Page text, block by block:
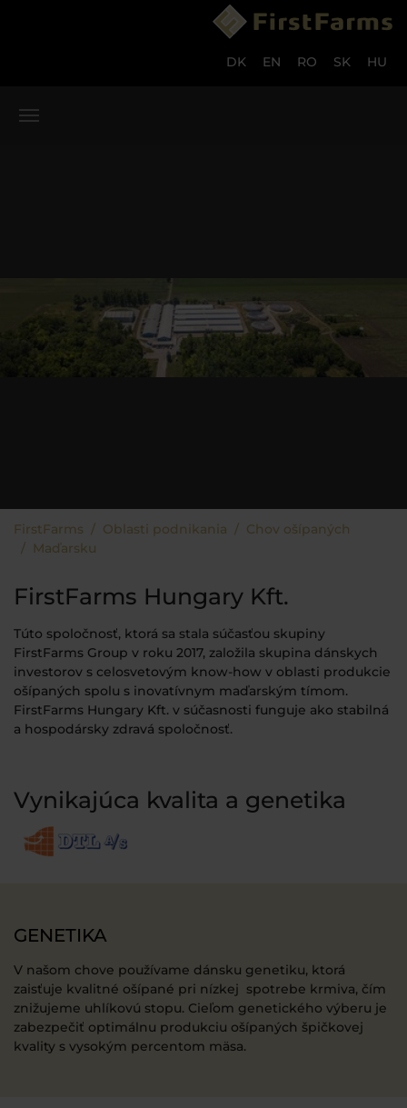
DK EN RO SK HU
FirstFarms Oblasti podnikania
Chov ošípaných
Maďarsku
FirstFarms Hungary Kft.
Túto spoločnosť, ktorá sa stala súčasťou skupiny
FirstFarms Group v roku 2017, založila skupina dánskych
investorov s celosvetovým know-how v oblasti produkcie
ošípaných spolu s inovatívnym maďarským tímom.
FirstFarms Hungary Kft. v súčasnosti funguje ako stabilná
a hospodársky zdravá spoločnosť.
Vynikajúca kvalita a genetika
GENETIKA
V našom chove používame dánsku genetiku, ktorá
zaisťuje kvalitné ošípané pri nízkej spotrebe krmiva, čím
znižujeme uhlíkovú stopu. Cieľom genetického výberu je
zabezpečiť optimálnu produkciu ošípaných špičkovej
kvality s vysokým percentom mäsa.